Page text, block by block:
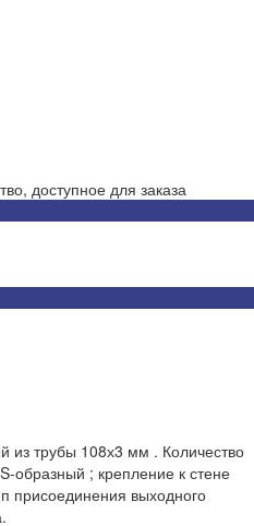
доступное для заказа
из трубы 108х3 мм . Количество
образный ; крепление к стене
присоединения выходного